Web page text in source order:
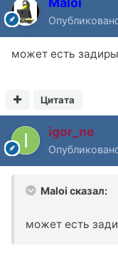
может есть
Цитата
igor_ne
Maloi сказал:
может есть